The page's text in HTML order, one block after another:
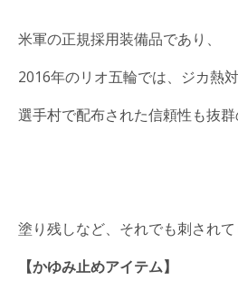
米軍の正規採用装備品であり、
2016年のリオ五輪では、ジカ熱対
選手村で配布された信頼性も抜群
塗り残しなど、それでも刺されて
【かゆみ止めアイテム】